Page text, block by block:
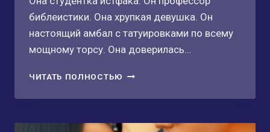
библеистики. Она хрупкая девушка. Он
настоящий амбал с татуировками по всему
мощному торсу. Она доверилась…
ЧИТАТЬ ПОЛНОСТЬЮ НАСТАВНИК
ВЕРЫ